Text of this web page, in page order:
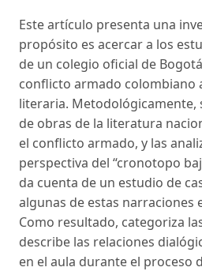
Este artículo presenta una
propósito es acercar a los
de un colegio oficial de
conflicto armado colombiano
literaria. Metodológicamente,
de obras de la literatura
el conflicto armado, y las
perspectiva del “cronotopo
da cuenta de un estudio de
algunas de estas narraciones
Como resultado, categoriza
describe las relaciones
en el aula durante el proceso